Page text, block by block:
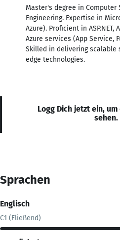
Master's degree in Computer
Engineering. Expertise in
Azure). Proficient in ASP.NET,
Azure services (App Service,
Skilled in delivering scalable
edge technologies.
Logg Dich jetzt ein,
sehen.
Sprachen
Englisch
C1 (Fließend)